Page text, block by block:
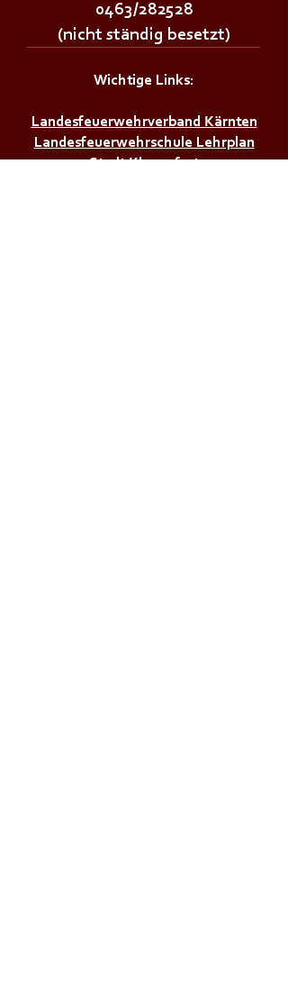
0463/282528
(nicht ständig besetzt)
Wichtige Links:
Landesfeuerwehrverband Kärnten
Landesfeuerwehrschule Lehrplan
Stadt Klagenfurt